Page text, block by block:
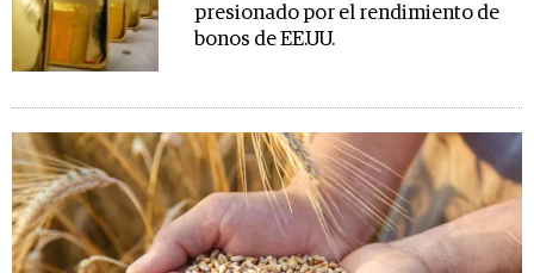
presionado por el rendimiento de
bonos de EE.UU.